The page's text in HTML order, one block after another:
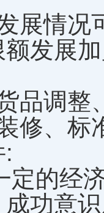
情况
发展
调整
、标
的经济
功意